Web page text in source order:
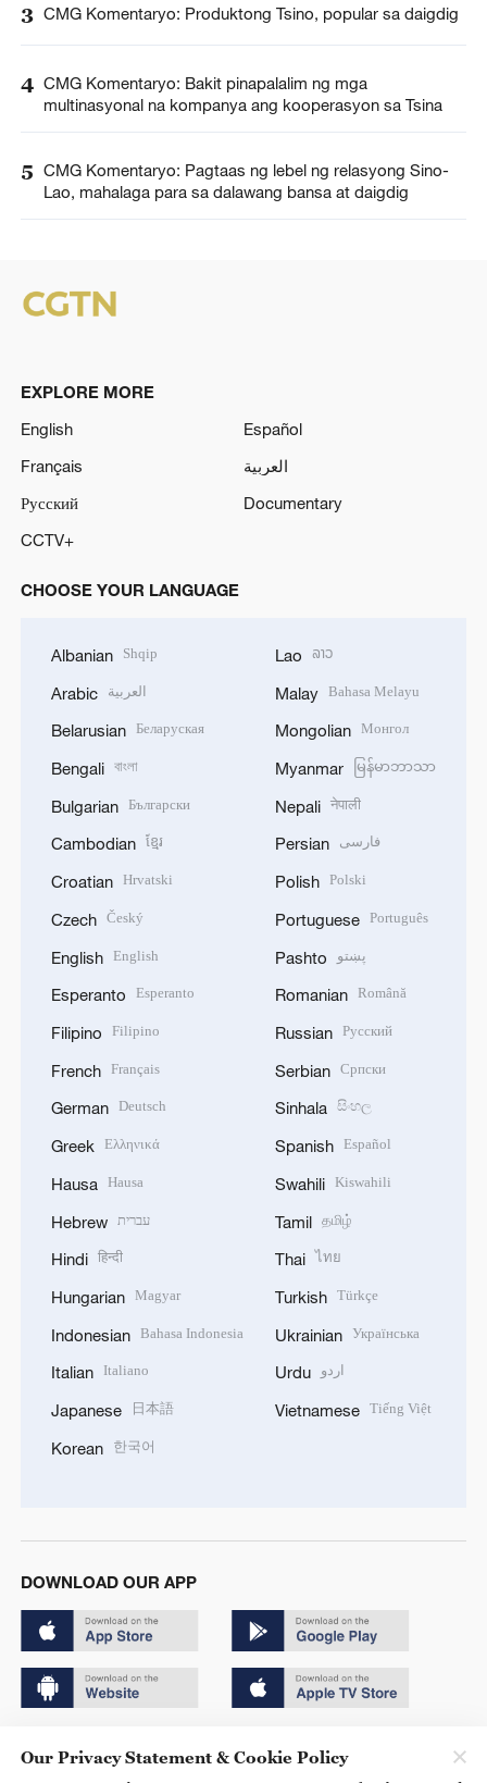
3 CMG Komentaryo: Produktong Tsino, popular sa daigdig
4 CMG Komentaryo: Bakit pinapalalim ng mga
multinasyonal na kompanya ang kooperasyon sa Tsina
5 CMG Komentaryo: Pagtaas ng lebel ng relasyong Sino-
Lao, mahalaga para sa dalawang bansa at daigdig
EXPLORE MORE
English
Español
Français
العربية
Русский
Documentary
CCTV+
CHOOSE YOUR LANGUAGE
Albanian Shqip
Arabic العربية
Belarusian Беларуская
Bengali বাংলা
Bulgarian Български
Cambodian ខ្មែរ
Croatian Hrvatski
Czech Český
English English
Esperanto Esperanto
Filipino Filipino
French Français
German Deutsch
Greek Ελληνικά
Hausa Hausa
Hebrew עברית
Hindi हिन्दी
Hungarian Magyar
Indonesian Bahasa Indonesia
Italian Italiano
Japanese 日本語
Korean 한국어
Lao ລາວ
Malay Bahasa Melayu
Mongolian Монгол
Myanmar မြန်မာဘာသာ
Nepali नेपाली
Persian فارسی
Polish Polski
Portuguese Português
Pashto پښتو
Romanian Română
Russian Русский
Serbian Српски
Sinhala සිංහල
Spanish Español
Swahili Kiswahili
Tamil தமிழ்
Thai ไทย
Turkish Türkçe
Ukrainian Українська
Urdu اردو
Vietnamese Tiếng Việt
DOWNLOAD OUR APP
京ICP备20000184号
Our Privacy Statement & Cookie Policy